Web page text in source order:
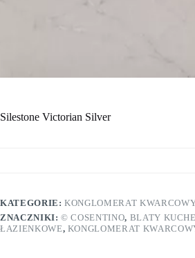
Silestone Victorian Silver
KATEGORIE:KONGLOMERAT
ZNACZNIKI:© COSENTINO, BLATY
ŁAZIENKOWE, KONGLOMERAT